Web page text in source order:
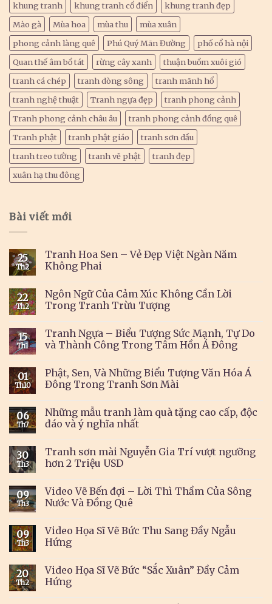
khung tranh
khung tranh cổ điển
khung tranh đẹp
Mào gà
Mùa hoa mùa thu
mùa xuân
phong cảnh làng quê
Phú Quý Mãn Đường
phố cổ hà nội
Quan thế âm bồ tát
rừng cây xanh
thuận buồm xuôi gió
tranh cá chép
tranh dòng sông
tranh mãnh hổ
tranh nghệ thuật
Tranh ngựa đẹp
tranh phong cảnh
Tranh phong cảnh châu âu
tranh phong cảnh đồng quê
Tranh phật
tranh phật giáo
tranh sơn dầu
tranh treo tường
tranh vẽ phật
tranh đẹp
xuân hạ thu đông
Bài viết mới
25
Th2
Tranh Hoa Sen – Vẻ Đẹp Việt Ngàn Năm
Không Phai
22
Th2
Ngôn Ngữ Của Cảm Xúc Không Cần Lời
Trong Tranh Trừu Tượng
15
Th1
Tranh Ngựa – Biểu Tượng Sức Mạnh, Tự Do
và Thành Công Trong Tâm Hồn Á Đông
01
Th10
Phật, Sen, Và Những Biểu Tượng Văn Hóa Á
Đông Trong Tranh Sơn Mài
06
Th7
Những mẫu tranh làm quà tặng cao cấp, độc
đáo và ý nghĩa nhất
30
Th3
Tranh sơn mài Nguyễn Gia Trí vượt ngưỡng
hơn 2 Triệu USD
09
Th3
Video Vẽ Bến đợi – Lời Thì Thầm Của Sông
Nước Và Đồng Quê
09
Th3
Video Họa Sĩ Vẽ Bức Thu Sang Đầy Ngẫu
Hứng
20
Th2
Video Họa Sĩ Vẽ Bức “Sắc Xuân” Đầy Cảm
Hứng